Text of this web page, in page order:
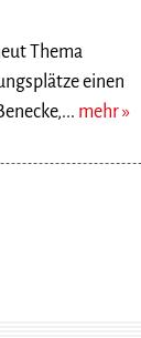
Thema
einen
mehr